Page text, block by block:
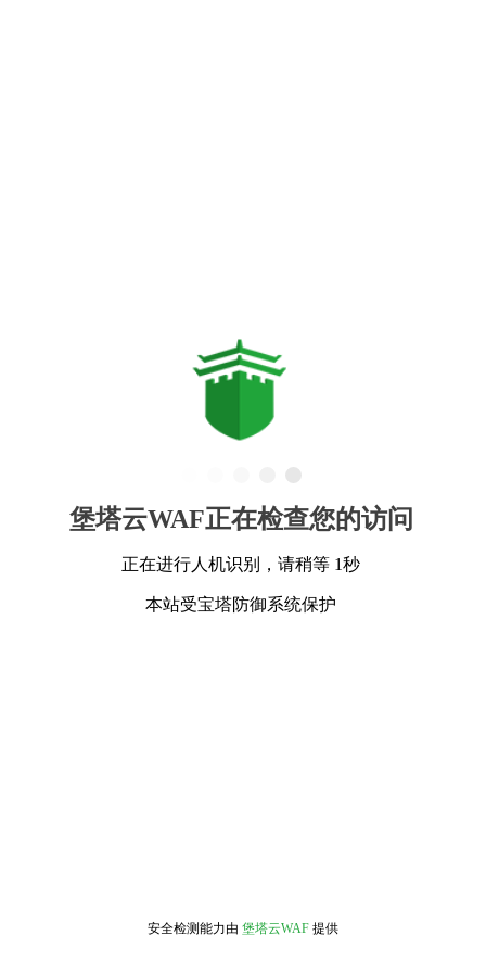
堡塔云WAF正在检查您的访问
正在进行人机识别，请稍等 1秒
本站受宝塔防御系统保护
安全检测能力由 堡塔云WAF 提供